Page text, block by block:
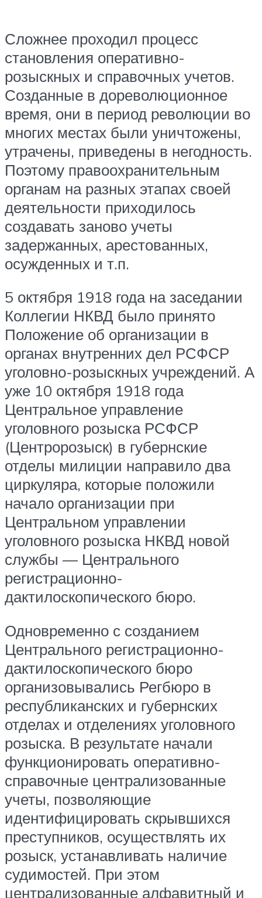
Сложнее проходил процесс
становления оперативно-
розыскных и справочных учетов.
Созданные в дореволюционное
время, они в период революции во
многих местах были уничтожены,
утрачены, приведены в негодность.
Поэтому правоохранительным
органам на разных этапах своей
деятельности приходилось
создавать заново учеты
задержанных, арестованных,
осужденных и т.п.
5 октября 1918 года на заседании
Коллегии НКВД было принято
Положение об организации в
органах внутренних дел РСФСР
уголовно-розыскных учреждений. А
уже 10 октября 1918 года
Центральное управление
уголовного розыска РСФСР
(Центророзыск) в губернские
отделы милиции направило два
циркуляра, которые положили
начало организации при
Центральном управлении
уголовного розыска НКВД новой
службы — Центрального
регистрационно-
дактилоскопического бюро.
Одновременно с созданием
Центрального регистрационно-
дактилоскопического бюро
организовывались Регбюро в
республиканских и губернских
отделах и отделениях уголовного
розыска. В результате начали
функционировать оперативно-
справочные централизованные
учеты, позволяющие
идентифицировать скрывшихся
преступников, осуществлять их
розыск, устанавливать наличие
судимостей. При этом
централизованные алфавитный и